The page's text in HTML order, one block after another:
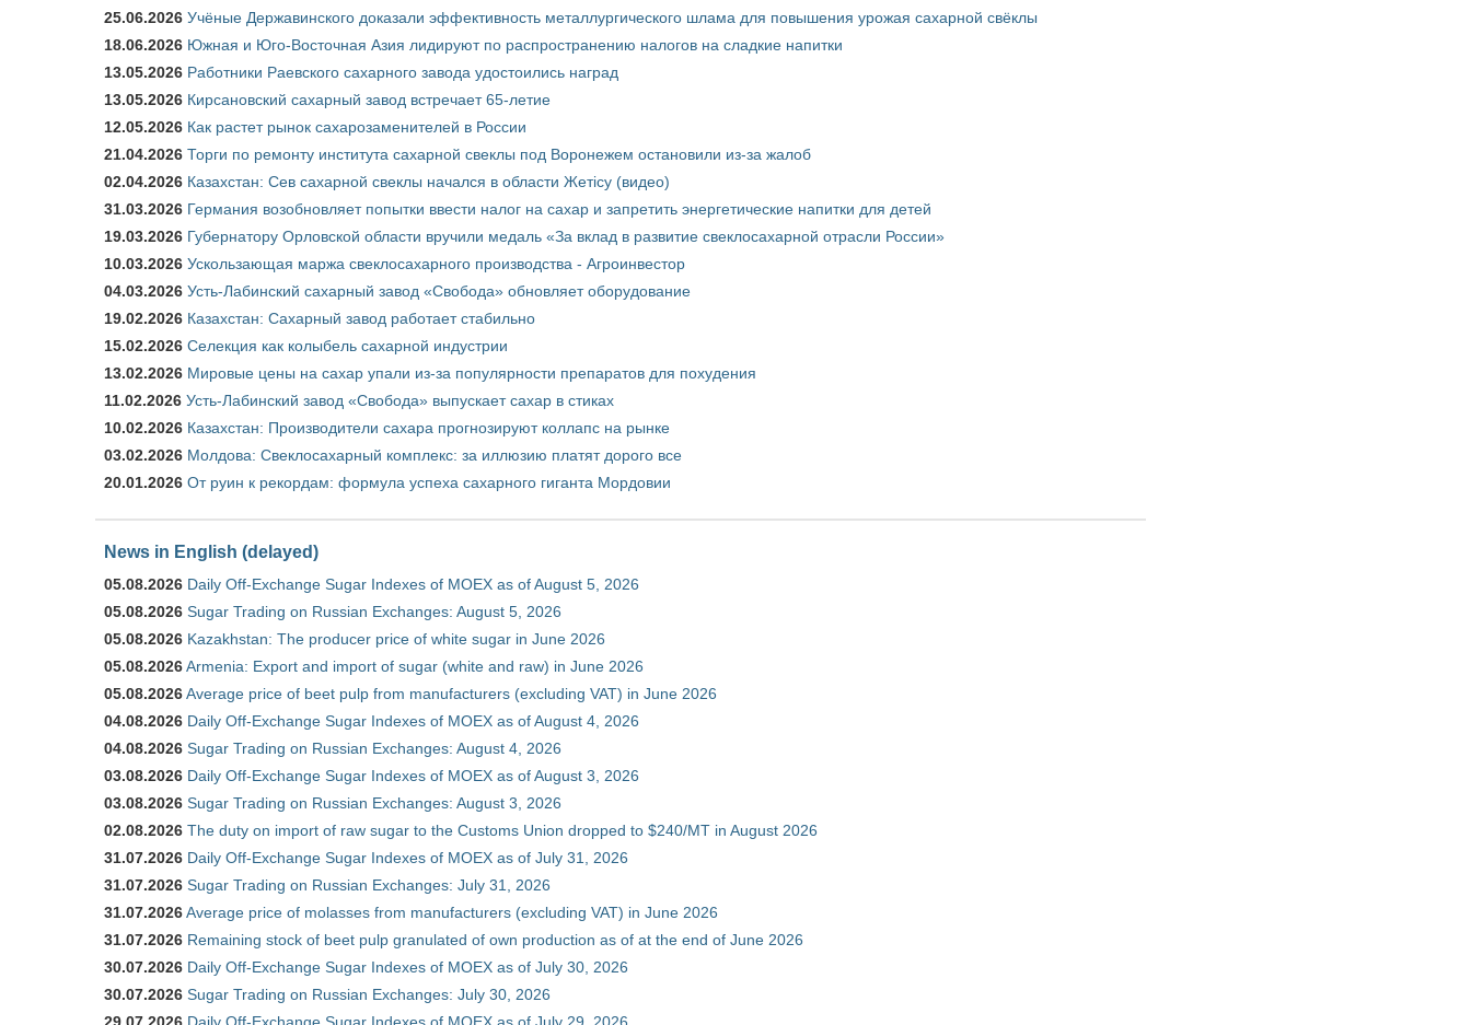
25.06.2026 Учёные Державинского доказали эффективность металлургического шлама для повышения урожая сахарной свёклы
18.06.2026 Южная и Юго-Восточная Азия лидируют по распространению налогов на сладкие напитки
13.05.2026 Работники Раевского сахарного завода удостоились наград
13.05.2026 Кирсановский сахарный завод встречает 65-летие
12.05.2026 Как растет рынок сахарозаменителей в России
21.04.2026 Торги по ремонту института сахарной свеклы под Воронежем остановили из-за жалоб
02.04.2026 Казахстан: Сев сахарной свеклы начался в области Жетісу (видео)
31.03.2026 Германия возобновляет попытки ввести налог на сахар и запретить энергетические напитки для детей
19.03.2026 Губернатору Орловской области вручили медаль «За вклад в развитие свеклосахарной отрасли России»
10.03.2026 Ускользающая маржа свеклосахарного производства - Агроинвестор
04.03.2026 Усть-Лабинский сахарный завод «Свобода» обновляет оборудование
19.02.2026 Казахстан: Сахарный завод работает стабильно
15.02.2026 Селекция как колыбель сахарной индустрии
13.02.2026 Мировые цены на сахар упали из-за популярности препаратов для похудения
11.02.2026 Усть-Лабинский завод «Свобода» выпускает сахар в стиках
10.02.2026 Казахстан: Производители сахара прогнозируют коллапс на рынке
03.02.2026 Молдова: Свеклосахарный комплекс: за иллюзию платят дорого все
20.01.2026 От руин к рекордам: формула успеха сахарного гиганта Мордовии
News in English (delayed)
05.08.2026 Daily Off-Exchange Sugar Indexes of MOEX as of August 5, 2026
05.08.2026 Sugar Trading on Russian Exchanges: August 5, 2026
05.08.2026 Kazakhstan: The producer price of white sugar in June 2026
05.08.2026Armenia: Export and import of sugar (white and raw) in June 2026
05.08.2026Average price of beet pulp from manufacturers (excluding VAT) in June 2026
04.08.2026 Daily Off-Exchange Sugar Indexes of MOEX as of August 4, 2026
04.08.2026 Sugar Trading on Russian Exchanges: August 4, 2026
03.08.2026 Daily Off-Exchange Sugar Indexes of MOEX as of August 3, 2026
03.08.2026 Sugar Trading on Russian Exchanges: August 3, 2026
02.08.2026 The duty on import of raw sugar to the Customs Union dropped to $240/MT in August 2026
31.07.2026 Daily Off-Exchange Sugar Indexes of MOEX as of July 31, 2026
31.07.2026 Sugar Trading on Russian Exchanges: July 31, 2026
31.07.2026Average price of molasses from manufacturers (excluding VAT) in June 2026
31.07.2026 Remaining stock of beet pulp granulated of own production as of at the end of June 2026
30.07.2026 Daily Off-Exchange Sugar Indexes of MOEX as of July 30, 2026
30.07.2026 Sugar Trading on Russian Exchanges: July 30, 2026